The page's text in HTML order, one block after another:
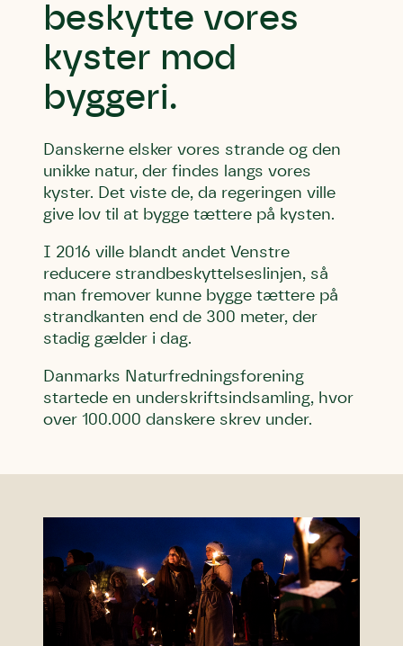
beskytte vores
kyster mod
byggeri.
Danskerne elsker vores strande og den
unikke natur, der findes langs vores
kyster. Det viste de, da regeringen ville
give lov til at bygge tættere på kysten.
I 2016 ville blandt andet Venstre
reducere strandbeskyttelseslinjen, så
man fremover kunne bygge tættere på
strandkanten end de 300 meter, der
stadig gælder i dag.
Danmarks Naturfredningsforening
startede en underskriftsindsamling, hvor
over 100.000 danskere skrev under.
Skriv under (hjørring)
Efternavn
Email
Sund Limfjord
Efternavn
Email
Storken tilbage til Kolding
Efternavn
Email